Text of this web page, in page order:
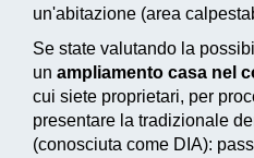
un'abitazione (area
Se state valutando la
un ampliamento casa nel
cui siete proprietari, per
presentare la tradizionale
(conosciuta come DIA):